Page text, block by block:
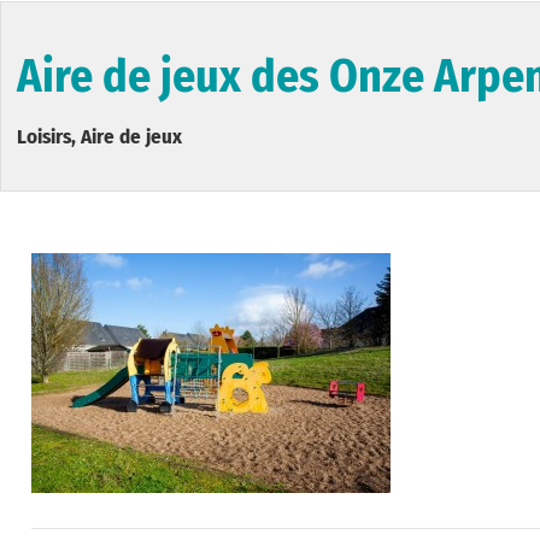
Aire de jeux des Onze
Loisirs, Aire de jeux